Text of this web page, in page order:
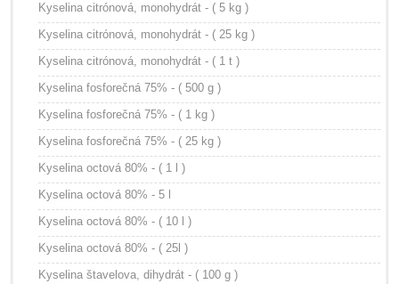
Kyselina citrónová, monohydrát - ( 5 kg )
Kyselina citrónová, monohydrát - ( 25 kg )
Kyselina citrónová, monohydrát - ( 1 t )
Kyselina fosforečná 75% - ( 500 g )
Kyselina fosforečná 75% - ( 1 kg )
Kyselina fosforečná 75% - ( 25 kg )
Kyselina octová 80% - ( 1 l )
Kyselina octová 80% - 5 l
Kyselina octová 80% - ( 10 l )
Kyselina octová 80% - ( 25l )
Kyselina štavelova, dihydrát - ( 100 g )